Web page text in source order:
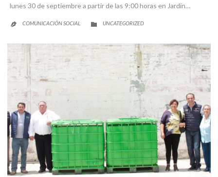
lunes 30 de septiembre a partir de las 9:00 horas en Jardín…
 COMUNICACIÓN SOCIAL  CATEGORY
UNCATEGORIZED